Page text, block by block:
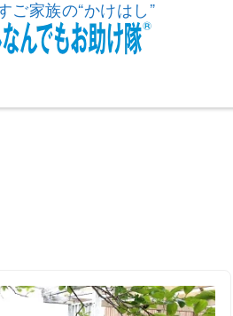
ご家族の“かけはし”